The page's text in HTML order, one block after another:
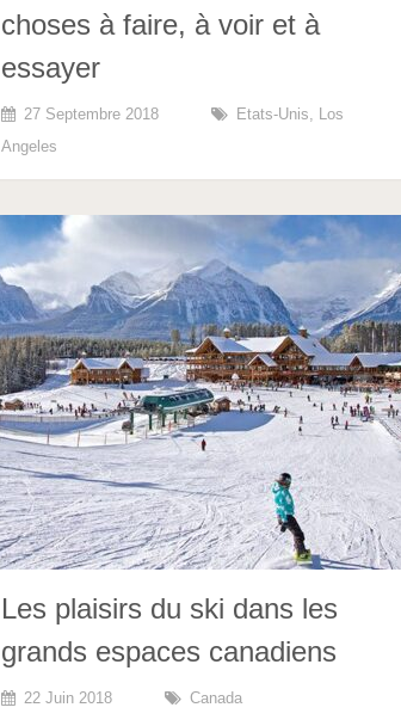
choses à faire, à voir et à
essayer
27 Septembre 2018 Etats-Unis, Los
Angeles
Les plaisirs du ski dans les
grands espaces canadiens
22 Juin 2018 Canada